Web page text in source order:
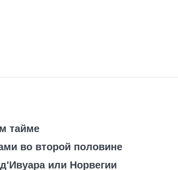
тайме
во второй половине
или Норвегии